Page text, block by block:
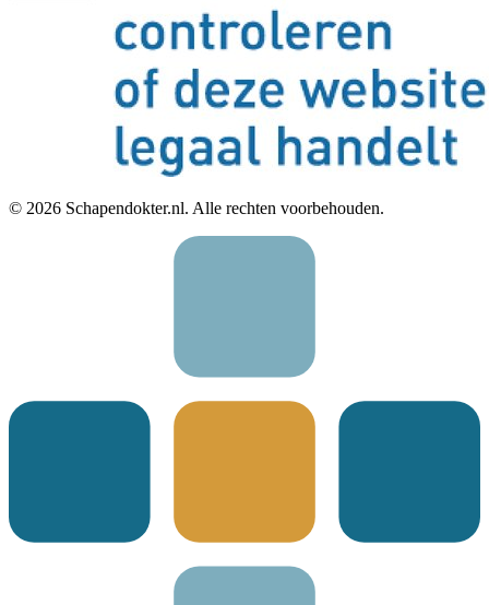
© 2026 Schapendokter.nl. Alle rechten voorbehouden.